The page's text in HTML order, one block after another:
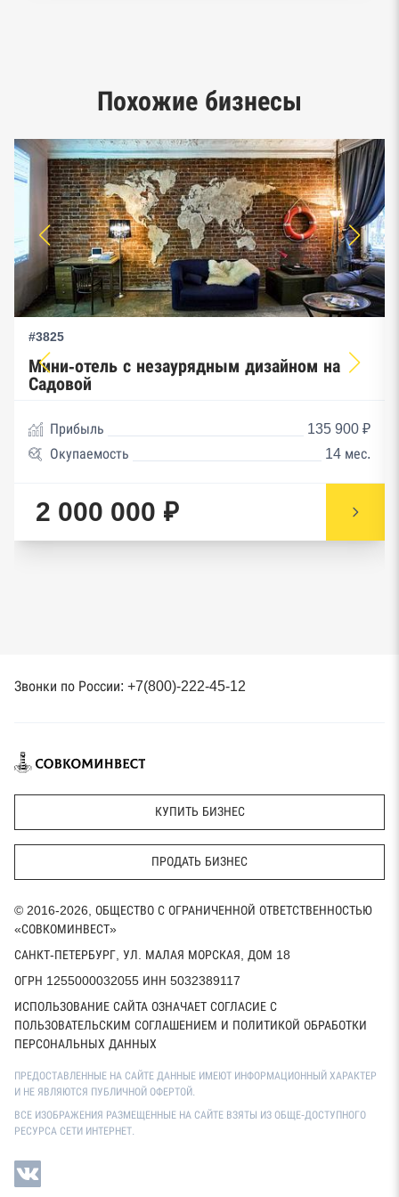
предпринимательства ФНС
Похожие бизнесы
#3825
Мини-отель с незаурядным дизайном на
Садовой
Прибыль
135 900 ₽
Окупаемость
14 мес.
2 000 000 ₽
Звонки по России: +7(800)-222-45-12
КУПИТЬ БИЗНЕС
ПРОДАТЬ БИЗНЕС
© 2016-2026, ОБЩЕСТВО С ОГРАНИЧЕННОЙ ОТВЕТСТВЕННОСТЬЮ
«СОВКОМИНВЕСТ»
САНКТ-ПЕТЕРБУРГ, УЛ. МАЛАЯ МОРСКАЯ, ДОМ 18
ОГРН 1255000032055 ИНН 5032389117
ИСПОЛЬЗОВАНИЕ САЙТА ОЗНАЧАЕТ СОГЛАСИЕ С
ПОЛЬЗОВАТЕЛЬСКИМ СОГЛАШЕНИЕМ И ПОЛИТИКОЙ ОБРАБОТКИ
ПЕРСОНАЛЬНЫХ ДАННЫХ
ПРЕДОСТАВЛЕННЫЕ НА САЙТЕ ДАННЫЕ ИМЕЮТ ИНФОРМАЦИОННЫЙ ХАРАКТЕР
И НЕ ЯВЛЯЮТСЯ ПУБЛИЧНОЙ ОФЕРТОЙ.
ВСЕ ИЗОБРАЖЕНИЯ РАЗМЕЩЕННЫЕ НА САЙТЕ ВЗЯТЫ ИЗ ОБЩЕ-ДОСТУПНОГО
РЕСУРСА СЕТИ ИНТЕРНЕТ.